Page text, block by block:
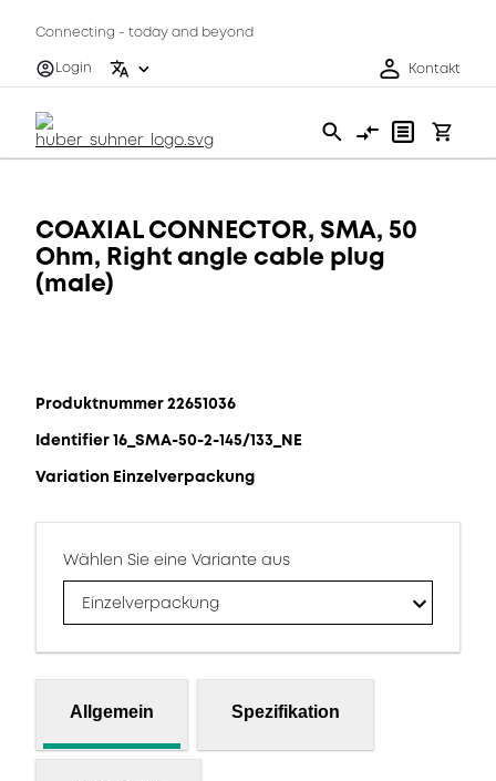
Connecting - today and beyond
Login
Kontakt
COAXIAL CONNECTOR, SMA, 50
Ohm, Right angle cable plug
(male)
Produktnummer 22651036
Identifier 16_SMA-50-2-145/133_NE
Variation Einzelverpackung
Wählen Sie eine Variante aus
Einzelverpackung
Allgemein Spezifikation